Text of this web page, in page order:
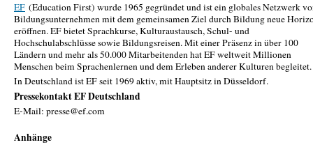
EF (Education First) wurde 1965 gegründet und ist ein globales Netzwerk
Bildungsunternehmen mit dem gemeinsamen Ziel durch Bildung neue
eröffnen. EF bietet Sprachkurse, Kulturaustausch, Schul- und
Hochschulabschlüsse sowie Bildungsreisen. Mit einer Präsenz in über 100
Ländern und mehr als 50.000 Mitarbeitenden hat EF weltweit Millionen
Menschen beim Sprachenlernen und dem Erleben anderer Kulturen
In Deutschland ist EF seit 1969 aktiv, mit Hauptsitz in Düsseldorf.
Pressekontakt EF Deutschland
E-Mail: presse@ef.com
Anhänge